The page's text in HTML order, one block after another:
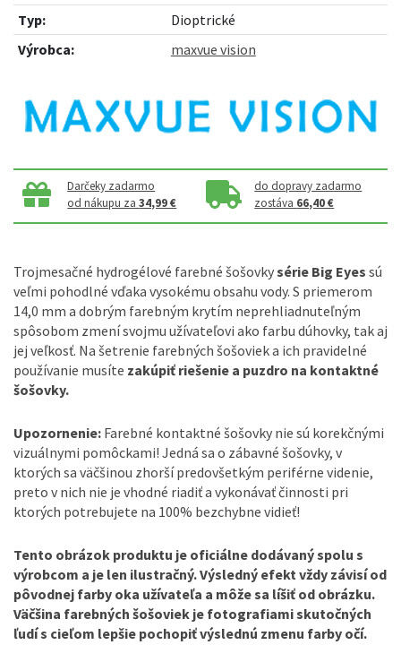
Typ:
Dioptrické
Výrobca:
maxvue vision
Darčeky zadarmo
od nákupu za34,99 €
do dopravy zadarmo
zostáva 66,40 €
Trojmesačné hydrogélové farebné šošovkysérie Big Eyes sú
veľmi pohodlné vďaka vysokému obsahu vody. S priemerom
14,0 mm a dobrým farebným krytím neprehliadnuteľným
spôsobom zmení svojmu užívateľovi ako farbu dúhovky, tak aj
jej veľkosť. Na šetrenie farebných šošoviek a ich pravidelné
používanie musíte zakúpiť riešenie a puzdro na kontaktné
šošovky.
Upozornenie: Farebné kontaktné šošovky nie sú korekčnými
vizuálnymi pomôckami! Jedná sa o zábavné šošovky, v
ktorých sa väčšinou zhorší predovšetkým periférne videnie,
preto v nich nie je vhodné riadiť a vykonávať činnosti pri
ktorých potrebujete na 100% bezchybne vidieť!
Tento obrázok produktu je oficiálne dodávaný spolu s
výrobcom a je len ilustračný. Výsledný efekt vždy závisí od
pôvodnej farby oka užívateľa a môže sa líšiť od obrázku.
Väčšina farebných šošoviek je fotografiami skutočných
ľudí s cieľom lepšie pochopiť výslednú zmenu farby očí.